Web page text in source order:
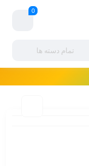
0
تمام دسته ها